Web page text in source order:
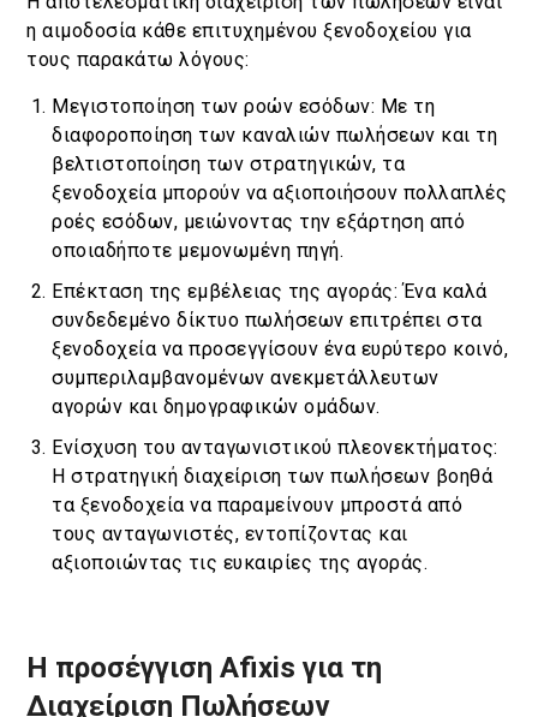
η αιμοδοσία κάθε επιτυχημένου ξενοδοχείου για
τους παρακάτω λόγους:
Μεγιστοποίηση των ροών εσόδων: Με τη
διαφοροποίηση των καναλιών πωλήσεων και τη
βελτιστοποίηση των στρατηγικών, τα
ξενοδοχεία μπορούν να αξιοποιήσουν πολλαπλές
ροές εσόδων, μειώνοντας την εξάρτηση από
οποιαδήποτε μεμονωμένη πηγή.
Επέκταση της εμβέλειας της αγοράς: Ένα καλά
συνδεδεμένο δίκτυο πωλήσεων επιτρέπει στα
ξενοδοχεία να προσεγγίσουν ένα ευρύτερο κοινό,
συμπεριλαμβανομένων ανεκμετάλλευτων
αγορών και δημογραφικών ομάδων.
Ενίσχυση του ανταγωνιστικού πλεονεκτήματος:
Η στρατηγική διαχείριση των πωλήσεων βοηθά
τα ξενοδοχεία να παραμείνουν μπροστά από
τους ανταγωνιστές, εντοπίζοντας και
αξιοποιώντας τις ευκαιρίες της αγοράς.
Η προσέγγιση Afixis για τη
Διαχείριση Πωλήσεων